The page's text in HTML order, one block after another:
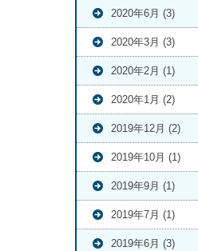
2020年6月 (3)
2020年3月 (3)
2020年2月 (1)
2020年1月 (2)
2019年12月 (2)
2019年10月 (1)
2019年9月 (1)
2019年7月 (1)
2019年6月 (3)